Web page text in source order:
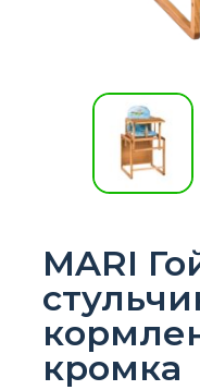
MARI
кромка